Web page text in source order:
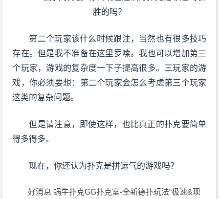
第二个玩家该什么时候跟注，当然也有很多技巧
存在。但是我不准备在这里罗嗦。我也可以增加第三
个玩家，游戏的复杂度一下子提高很多。三玩家的游
戏，你必须要想：第二个玩家会怎么考虑第三个玩家
这类的复杂问题。
但是请注意，即使这样，也比真正的扑克要简单
得多得多。
现在，你还认为扑克是拼运气的游戏吗？
好消息 蜗牛扑克GG扑克室-全新德扑玩法“极速&现